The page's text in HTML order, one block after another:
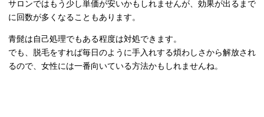
サロンではもう少し単価が安いかもしれませんが、効果が出るまで
に回数が多くなることもあります。
青髭は自己処理でもある程度は対処できます。
でも、脱毛をすれば毎日のように手入れする煩わしさから解放され
るので、女性には一番向いている方法かもしれませんね。